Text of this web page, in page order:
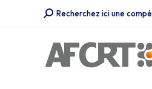
Recherche
Recherchez ici une